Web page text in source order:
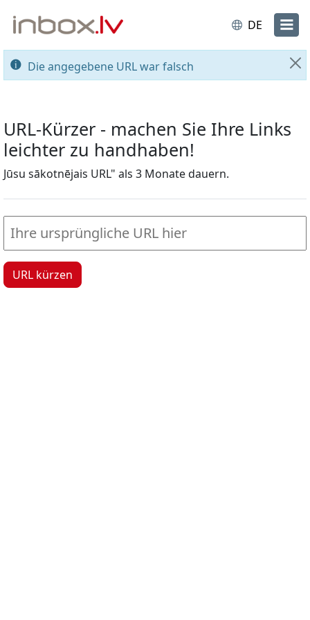
DE
Die angegebene URL war falsch
URL-Kürzer - machen Sie Ihre Links
leichter zu handhaben!
Jūsu sākotnējais URL" als 3 Monate dauern.
URL kürzen